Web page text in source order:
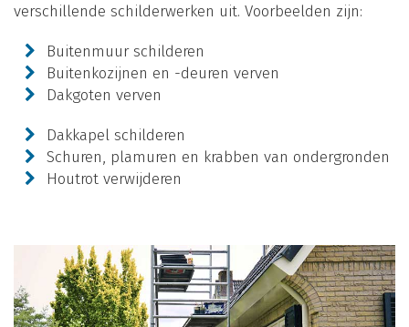
verschillende schilderwerken uit. Voorbeelden zijn:
Buitenmuur schilderen
Buitenkozijnen en -deuren verven
Dakgoten verven
Dakkapel schilderen
Schuren, plamuren en krabben van ondergronden
Houtrot verwijderen